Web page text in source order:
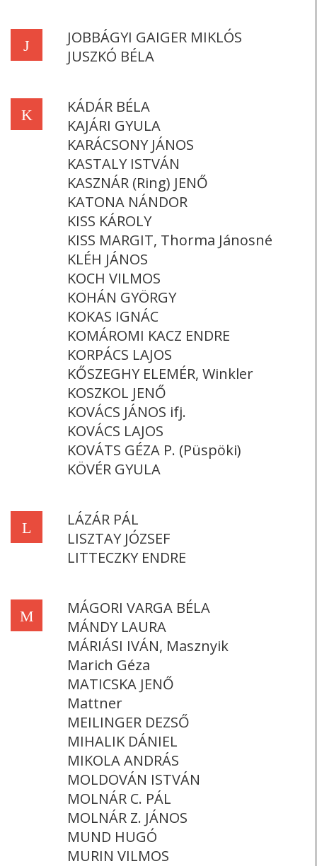
J
JOBBÁGYI GAIGER MIKLÓS
JUSZKÓ BÉLA
K
KÁDÁR BÉLA
KAJÁRI GYULA
KARÁCSONY JÁNOS
KASTALY ISTVÁN
KASZNÁR (Ring) JENŐ
KATONA NÁNDOR
KISS KÁROLY
KISS MARGIT, Thorma Jánosné
KLÉH JÁNOS
KOCH VILMOS
KOHÁN GYÖRGY
KOKAS IGNÁC
KOMÁROMI KACZ ENDRE
KORPÁCS LAJOS
KŐSZEGHY ELEMÉR, Winkler
KOSZKOL JENŐ
KOVÁCS JÁNOS ifj.
KOVÁCS LAJOS
KOVÁTS GÉZA P. (Püspöki)
KÖVÉR GYULA
L
LÁZÁR PÁL
LISZTAY JÓZSEF
LITTECZKY ENDRE
M
MÁGORI VARGA BÉLA
MÁNDY LAURA
MÁRIÁSI IVÁN, Masznyik
Marich Géza
MATICSKA JENŐ
Mattner
MEILINGER DEZSŐ
MIHALIK DÁNIEL
MIKOLA ANDRÁS
MOLDOVÁN ISTVÁN
MOLNÁR C. PÁL
MOLNÁR Z. JÁNOS
MUND HUGÓ
MURIN VILMOS